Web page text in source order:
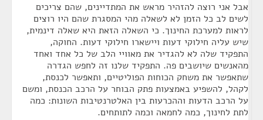
אבל אני רוצה להזהיר מראש את המתדיינים, שהם צריכים
לשים לב כל הזמן לא לשאלה מהי המסגרת שהם היו רוצים
לראות למערכת החינוך. כי השאלה הזאת היא שאלה דינמית,
שיש עליה חילוקי דעות ויישארו חילוקי דעות. החוקה,
התפקיד שלה לא להגדיר את מאוויי הלב של כל אחד ואחד
מהאנשים שיושבים פה. התפקיד שלנו זה לחפש הגדרה
שתאפשר את משחק הכוחות הפוליטיים, ותאפשר לכנסת,
לקהל, להשפיע באמצעות פתק הבוחר על הרכב הכנסת, ומשם
על הרכב הדעות וההכרעות בין האלטרנטיבות השונות: כמה
לתת לחינוך, כמה לחמאה וכמה לתותחים.